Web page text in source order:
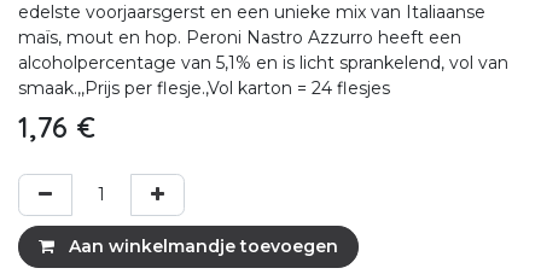
edelste voorjaarsgerst en een unieke mix van Italiaanse
maïs, mout en hop. Peroni Nastro Azzurro heeft een
alcoholpercentage van 5,1% en is licht sprankelend, vol van
smaak.,,Prijs per flesje.,Vol karton = 24 flesjes
1,76 €
Aan winkelmandje toevoegen